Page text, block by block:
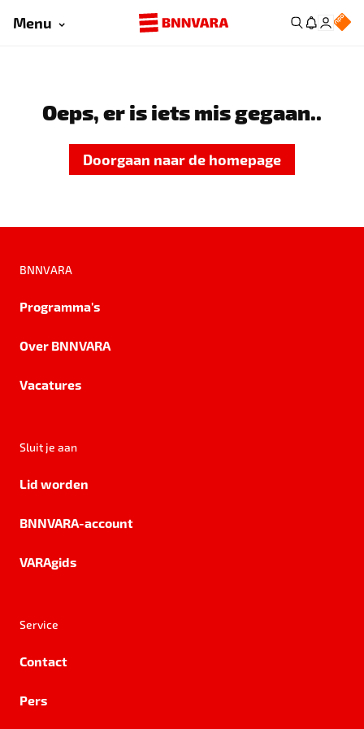
Menu
Oeps, er is iets mis gegaan..
Doorgaan naar de homepage
BNNVARA
Programma's
Over BNNVARA
Vacatures
Sluit je aan
Lid worden
BNNVARA-account
VARAgids
Service
Contact
Pers